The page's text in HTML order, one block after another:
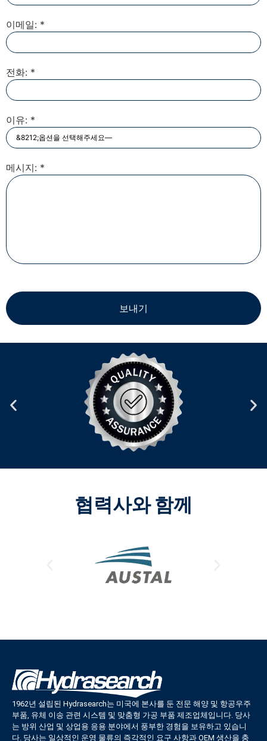
이메일: *
전화: *
이유: *
메시지: *
협력사와 함께
1962년 설립된 Hydrasearch는 미국에 본사를 둔 전문 해양 및 항공우주
부품, 유체 이송 관련 시스템 및 맞춤형 가공 부품 제조업체입니다. 당사
는 방위 산업 및 상업용 응용 분야에서 풍부한 경험을 보유하고 있습니
다. 당사는 일상적인 운영 물류의 즉각적인 요구 사항과 OEM 생산을 충